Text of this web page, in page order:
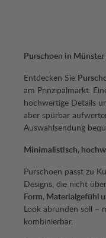
Purschoen in Münster
Entdecken Sie
am Prinzipalmarkt.
hochwertige Details
aber spürbar
Auswahlsendung
Minimalistisch,
Purschoen passt zu
Designs, die nicht
Form, Materialgefühl
Look abrunden soll –
kombinierbar.